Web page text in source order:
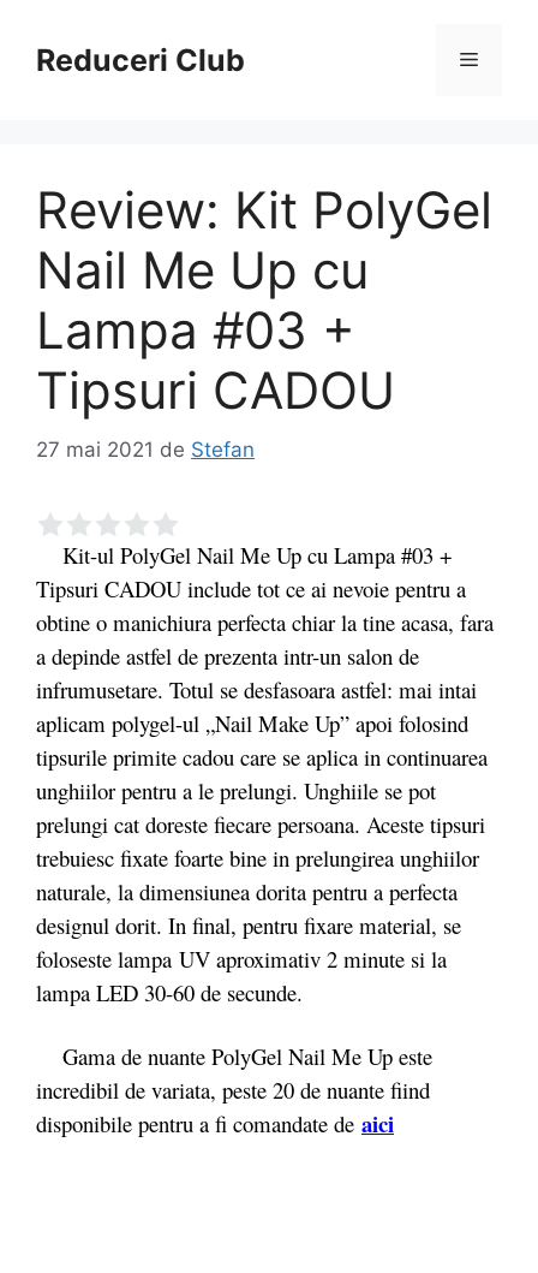
conținutReduceri Club Meniu
Review: Kit PolyGel
Nail Me Up cu
Lampa #03 +
Tipsuri CADOU
27 mai 2021 de Stefan
Kit-ul PolyGel Nail Me Up cu Lampa #03 +
Tipsuri CADOU include tot ce ai nevoie pentru a
obtine o manichiura perfecta chiar la tine acasa, fara
a depinde astfel de prezenta intr-un salon de
infrumusetare. Totul se desfasoara astfel: mai intai
aplicam polygel-ul „Nail Make Up” apoi folosind
tipsurile primite cadou care se aplica in continuarea
unghiilor pentru a le prelungi. Unghiile se pot
prelungi cat doreste fiecare persoana. Aceste tipsuri
trebuiesc fixate foarte bine in prelungirea unghiilor
naturale, la dimensiunea dorita pentru a perfecta
designul dorit. In final, pentru fixare material, se
foloseste lampa UV aproximativ 2 minute si la
lampa LED 30-60 de secunde.
Gama de nuante PolyGel Nail Me Up este
incredibil de variata, peste 20 de nuante fiind
disponibile pentru a fi comandate de aici